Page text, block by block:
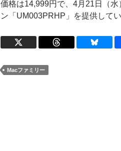
価格は14,999円で、4月21日（
ン「UM003PRHP」を提供してい
Macファミリー